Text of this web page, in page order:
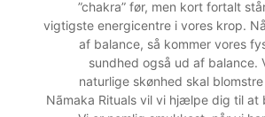
”chakra” før, men kort fortalt
vigtigste energicentre i vores krop.
af balance, så kommer vores
sundhed også ud af balance.
naturlige skønhed skal
Nãmaka Rituals vil vi hjælpe dig til at